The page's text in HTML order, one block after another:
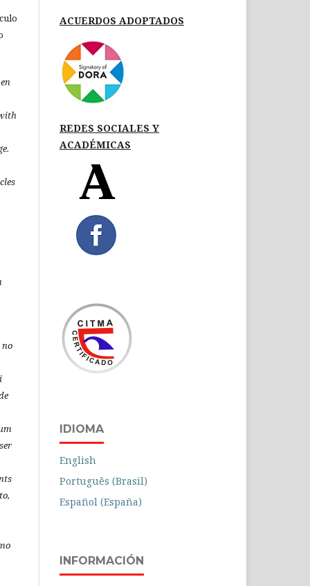
no
ACUERDOS ADOPTADOS
REDES SOCIALES Y
ACADÉMICAS
IDIOMA
English
Português (Brasil)
Español (España)
INFORMACIÓN